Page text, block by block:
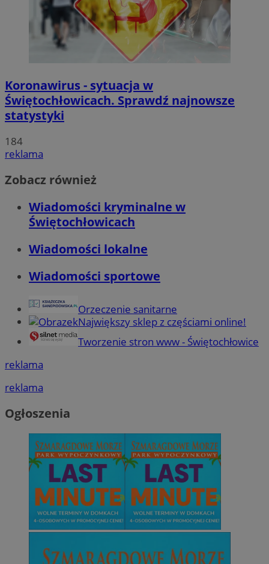
Koronawirus - sytuacja w
Świętochłowicach. Sprawdź najnowsze
statystyki
184
reklama
Zobacz również
Wiadomości kryminalne w
Świętochłowicach
Wiadomości lokalne
Wiadomości sportowe
Orzeczenie sanitarne
Największy sklep z częściami online!
Tworzenie stron www - Świętochłowice
reklama
reklama
Ogłoszenia